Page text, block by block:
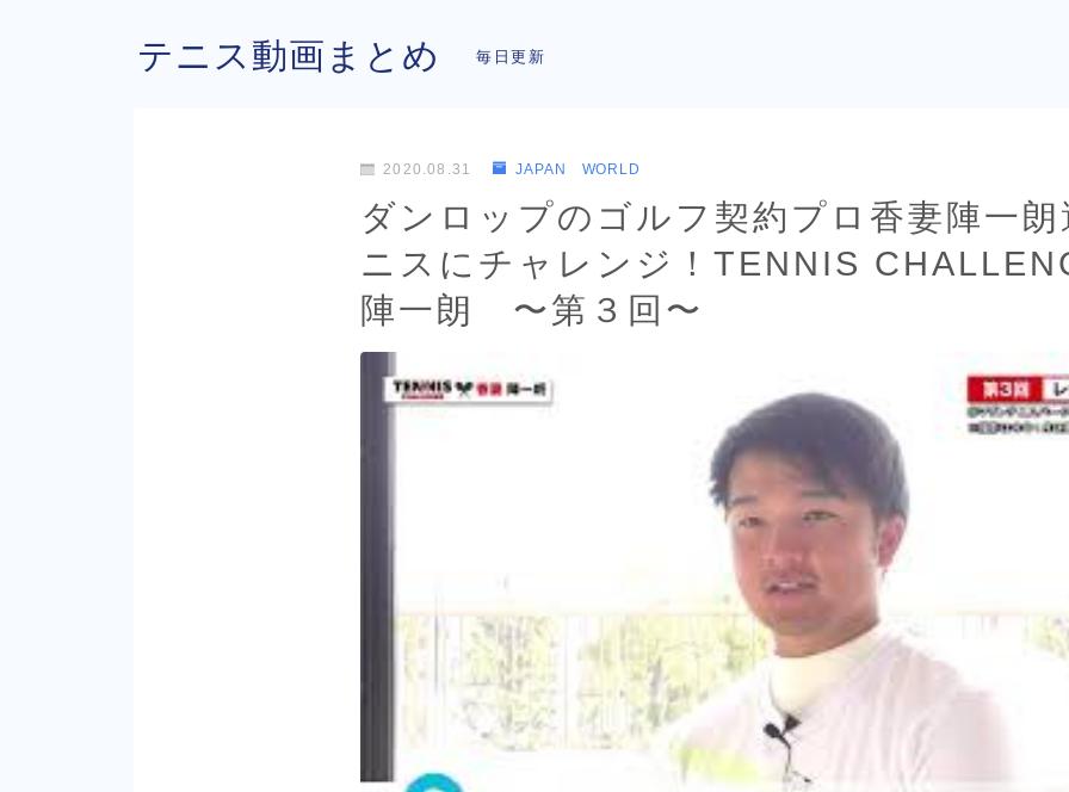
テニス動画まとめ 毎日更新
2020.08.31 JAPAN WORLD
ダンロップのゴルフ契約プロ香妻陣一朗
ニスにチャレンジ！TENNIS
陣一朗 〜第３回〜